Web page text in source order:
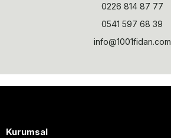
0226 814 87 77
0541 597 68 39
info@1001fidan.com
Kurumsal